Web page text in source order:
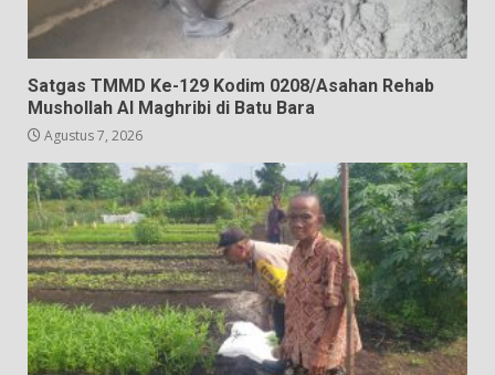
Satgas TMMD Ke-129 Kodim 0208/Asahan Rehab
Mushollah Al Maghribi di Batu Bara
Agustus 7, 2026